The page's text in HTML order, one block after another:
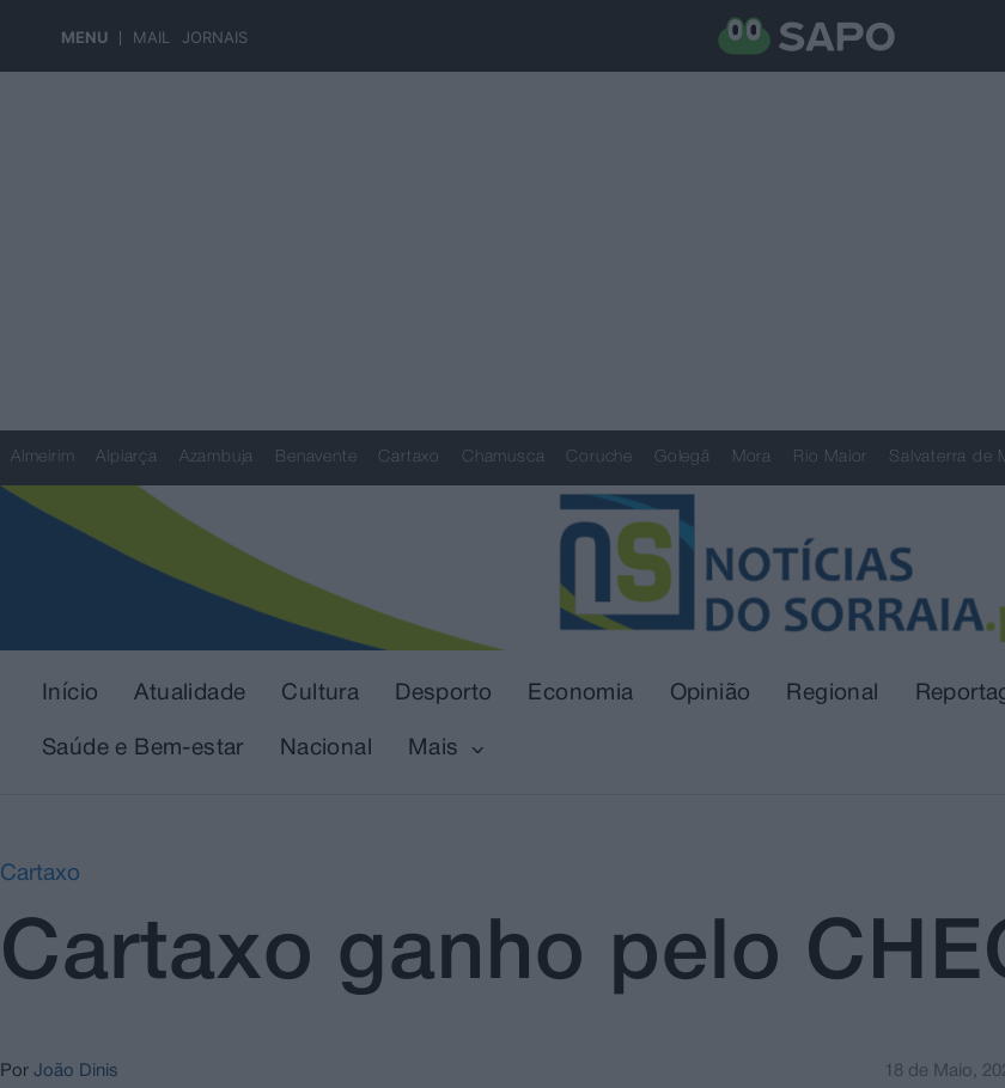
MENU MAIL JORNAIS
Almeirim Alpiarça Azambuja Benavente Cartaxo Chamusca Coruche Golegã Mora Rio Maior Salvaterra de
Início Atualidade Cultura Desporto Economia Opinião Regional
Saúde e Bem-estar Nacional Mais
Cartaxo
Cartaxo ganho pelo
Por João Dinis 18 de Maio,